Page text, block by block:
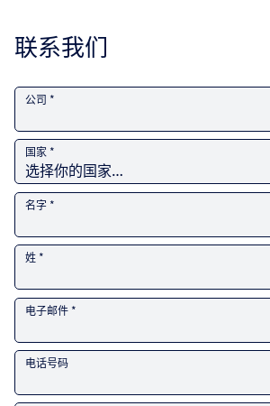
联系我们
公司 *
国家 *
名字 *
姓 *
电子邮件 *
电话号码